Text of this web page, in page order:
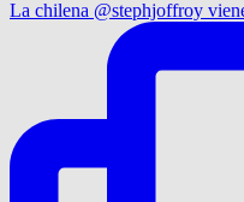
La chilena @stephjoffroy